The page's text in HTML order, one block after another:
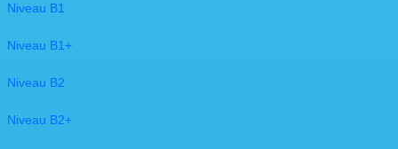
Niveau B1
Niveau B1+
Niveau B2
Niveau B2+